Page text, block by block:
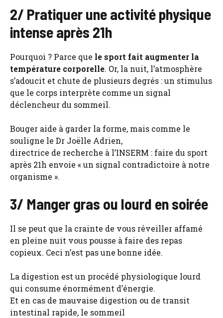
2/ Pratiquer une activité physique
intense après 21h
Pourquoi ? Parce que le sport fait augmenter la
température corporelle. Or, la nuit, l’atmosphère
s’adoucit et chute de plusieurs degrés : un stimulus
que le corps interprète comme un signal
déclencheur du sommeil.
Bouger aide à garder la forme, mais comme le
souligne le Dr Joëlle Adrien,
directrice de recherche à l’INSERM : faire du sport
après 21h envoie « un signal contradictoire à notre
organisme ».
3/ Manger gras ou lourd en soirée
Il se peut que la crainte de vous réveiller affamé
en pleine nuit vous pousse à faire des repas
copieux. Ceci n’est pas une bonne idée.
La digestion est un procédé physiologique lourd
qui consume énormément d’énergie.
Et en cas de mauvaise digestion ou de transit
intestinal rapide, le sommeil